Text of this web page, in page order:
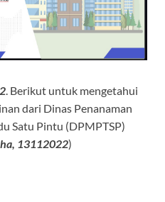
. Berikut untuk mengetahui
dari Dinas Penanaman
Satu Pintu (DPMPTSP)
13112022)